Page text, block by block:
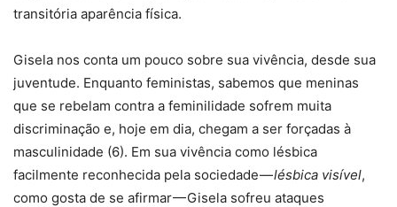
transitória aparência física.
Gisela nos conta um pouco sobre sua vivência, desde sua
juventude. Enquanto feministas, sabemos que meninas
que se rebelam contra a feminilidade sofrem muita
discriminação e, hoje em dia, chegam a ser forçadas à
masculinidade (6). Em sua vivência como lésbica
facilmente reconhecida pela sociedade —lésbica visível,
como gosta de se afirmar — Gisela sofreu ataques